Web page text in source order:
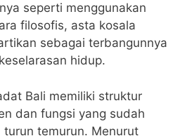
seperti menggunakan
filosofis, asta kosala
sebagai terbangunnya
hidup.
Bali memiliki struktur
dan fungsi yang sudah
temurun. Menurut